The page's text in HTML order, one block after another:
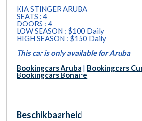
KIA STINGER ARUBA
SEATS : 4
DOORS : 4
LOW SEASON : $100 Daily
HIGH SEASON : $150 Daily
This car is only available for Aruba
Bookingcars Aruba | Bookingcars
Bookingcars Bonaire
Beschikbaarheid